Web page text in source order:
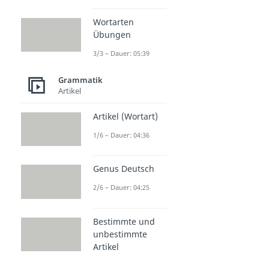
Wortarten
Übungen
3/3 – Dauer: 05:39
Grammatik
Artikel
Artikel (Wortart)
1/6 – Dauer: 04:36
Genus Deutsch
2/6 – Dauer: 04:25
Bestimmte und
unbestimmte
Artikel